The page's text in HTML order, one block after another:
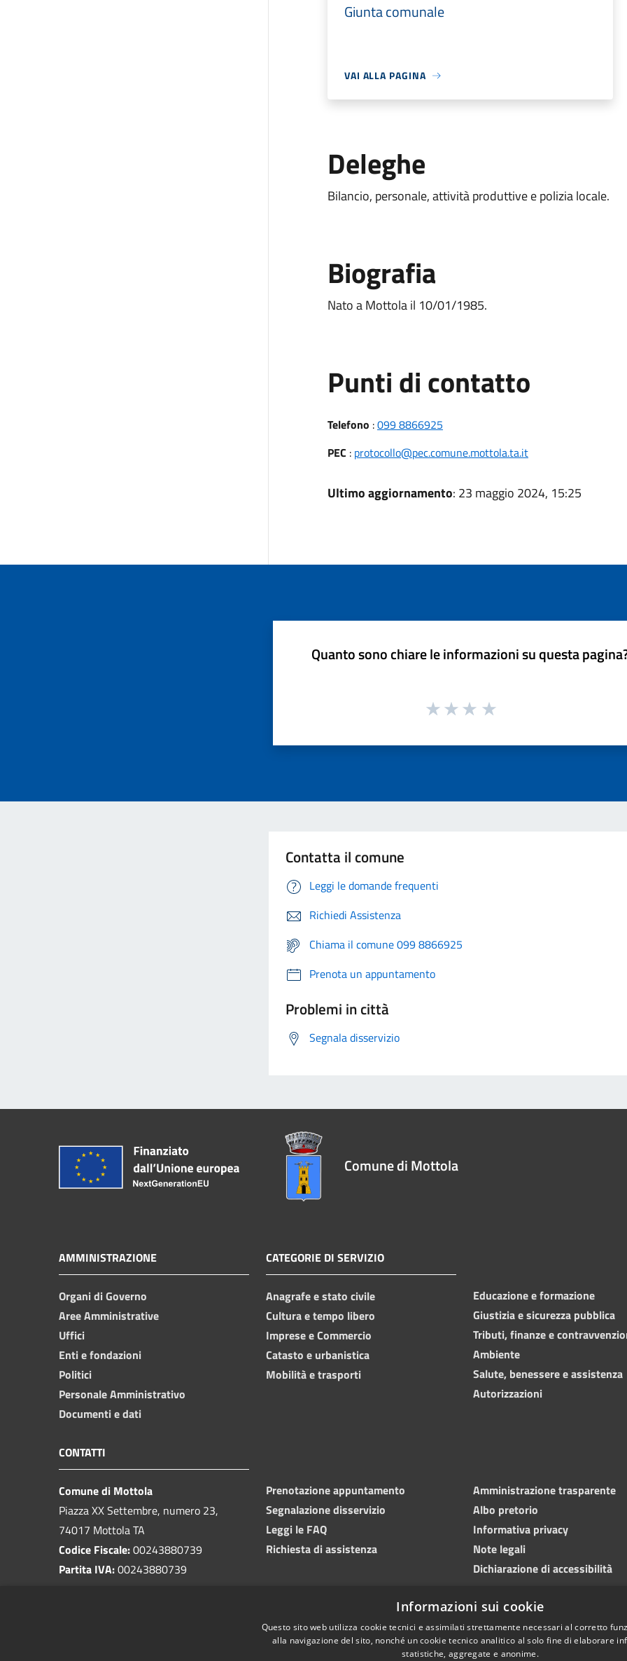
Giunta comunale
VAI ALLA PAGINA
Deleghe
Bilancio, personale, attività produttive e polizia locale.
Biografia
Nato a Mottola il 10/01/1985.
Punti di contatto
Telefono :099 8866925
PEC : protocollo@pec.comune.mottola.ta.it
Ultimo aggiornamento: 23 maggio 2024, 15:25
Quanto sono chiare le informazioni su questa
Contatta il comune
Leggi le domande frequenti
Richiedi Assistenza
Chiama il comune 099 8866925
Prenota un appuntamento
Problemi in città
Segnala disservizio
Comune di Mottola
AMMINISTRAZIONE
Organi di Governo
Aree Amministrative
Uffici
Enti e fondazioni
Politici
Personale Amministrativo
Documenti e dati
CATEGORIE DI SERVIZIO
Anagrafe e stato civile
Cultura e tempo libero
Imprese e Commercio
Catasto e urbanistica
Mobilità e trasporti
Educazione e formazione
Giustizia e sicurezza pubblica
Tributi, finanze e
Ambiente
Salute, benessere e assistenza
Autorizzazioni
CONTATTI
Comune di Mottola
Piazza XX Settembre, numero 23,
74017 Mottola TA
Codice Fiscale:00243880739
Partita IVA:00243880739
Prenotazione appuntamento
Segnalazione disservizio
Leggi le FAQ
Richiesta di assistenza
Amministrazione trasparente
Albo pretorio
Informativa privacy
Note legali
Dichiarazione di accessibilità
Informazioni sui cookie
Questo sito web utilizza cookie tecnici e assimilati strettamente necessari al corretto
alla navigazione del sito, nonché un cookie tecnico analitico al solo fine di elaborare
statistiche, aggregate e anonime.